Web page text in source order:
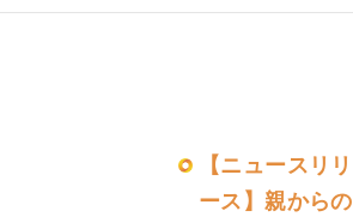
【ニュースリリ
ース】親からの